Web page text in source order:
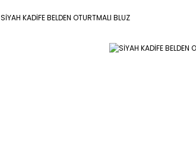
SİYAH KADİFE BELDEN OTURTMALI BLUZ